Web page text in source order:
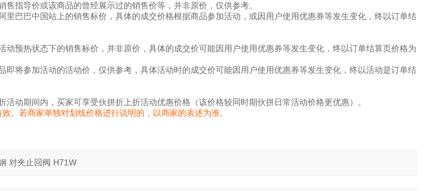
售指导价或该商品的曾经展示过的销售价等，并非原价，仅供参考。
里巴巴中国站上的销售标价，具体的成交价格根据商品参加活动，或因用户使用优惠券等发生变化，终以订单结
动预热状态下的销售标价，并非原价，具体的成交价可能因用户使用优惠券等发生变化，终以订单结算页价格为
即将参加活动的活动价，仅供参考，具体活动时的成交价可能因用户使用优惠券等发生变化，终以活动是订单结
活动期间内，买家可享受伙拼折上折活动优惠价格（该价格较同时期伙拼日常活动价格更优惠）。
。若商家单独对划线价格进行说明的，以商家的表述为准。